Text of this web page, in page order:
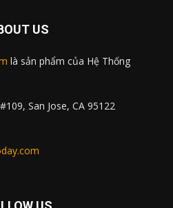
US
là sản phẩm của Hệ Thống
San Jose, CA 95122